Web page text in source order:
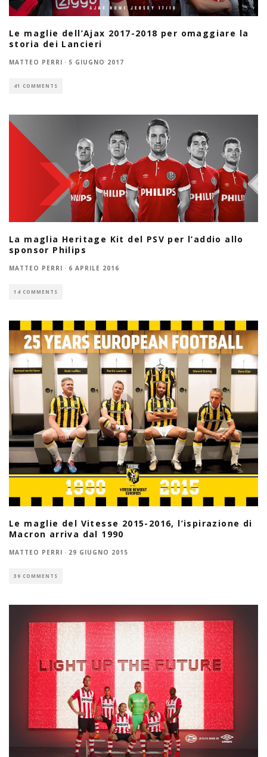
Le maglie dell’Ajax 2017-2018 per omaggiare la
storia dei Lancieri
MATTEO PERRI · 5 GIUGNO 2017
41 COMMENTS
La maglia Heritage Kit del PSV per l’addio allo
sponsor Philips
MATTEO PERRI · 6 APRILE 2016
14 COMMENTS
Le maglie del Vitesse 2015-2016, l’ispirazione di
Macron arriva dal 1990
MATTEO PERRI · 29 GIUGNO 2015
39 COMMENTS